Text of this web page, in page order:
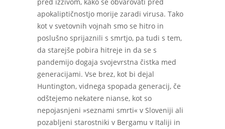
pred izzivom, kako se obvarovati pred
apokaliptičnostjo morije zaradi virusa. Tako
kot v svetovnih vojnah smo se hitro in
poslušno sprijaznili s smrtjo, pa tudi s tem,
da starejše pobira hitreje in da se s
pandemijo dogaja svojevrstna čistka med
generacijami. Vse brez, kot bi dejal
Huntington, vidnega spopada generacij, če
odštejemo nekatere nianse, kot so
nepojasnjeni »seznami smrti« v Sloveniji ali
pozabljeni starostniki v Bergamu v Italiji in